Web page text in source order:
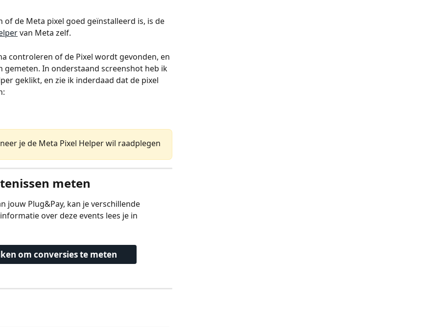
de Meta pixel goed geïnstalleerd is, is de
van Meta zelf.
controleren of de Pixel wordt gevonden, en
gemeten. In onderstaand screenshot heb ik
geklikt, en zie ik inderdaad dat de pixel
je de Meta Pixel Helper wil raadplegen
meten
jouw Plug&Pay, kan je verschillende
over deze events lees je in
om conversies te meten